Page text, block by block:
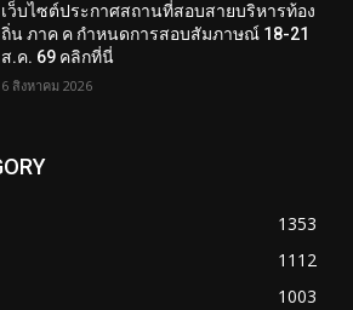
เว็บไซต์ประกาศสถานที่สอบสายบริหารท้อง
ถิ่น ภาค ค กำหนดการสอบสัมภาษณ์ 18-21
ส.ค. 69 คลิกที่นี่
6 สิงหาคม 2026
1353
1112
1003